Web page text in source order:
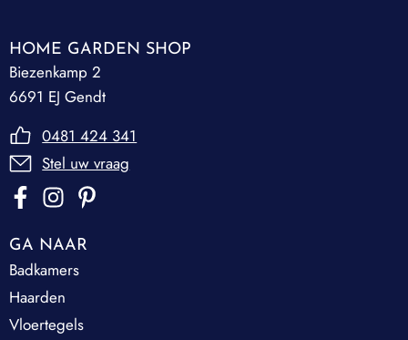
HOME GARDEN SHOP
Biezenkamp 2
6691 EJ Gendt
0481 424 341
Stel uw vraag
GA NAAR
Badkamers
Haarden
Vloertegels